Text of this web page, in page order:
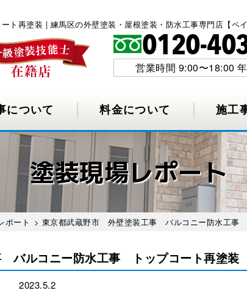
塗装 | 練馬区の外壁塗装・屋根塗装・防水工事専門店【ペ
営業時間 9:00〜18:00
について 料金について 施工
塗装現場レポート
ポート > 東京都武蔵野市 外壁塗装工事 バルコニー防水工事
バルコニー防水工事 トップコート再塗装
2023.5.2